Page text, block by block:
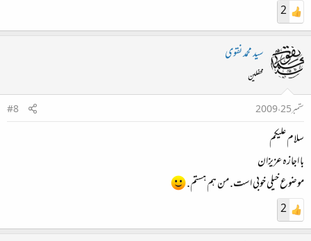
2
سید محمد نقوی
محفلین
ستمبر 25، 2009
#8
سلام علیکم
با اجازہ عزیزان
موضوع خیلی خوبی است. من ہم ہستم.
2